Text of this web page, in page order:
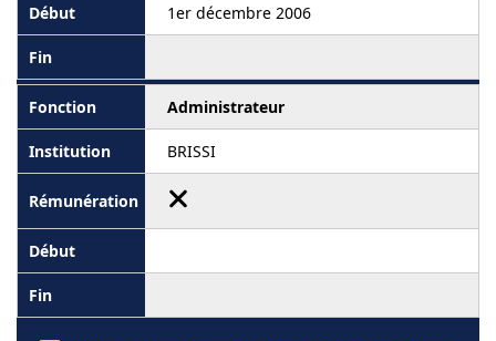
1er décembre 2006
Administrateur
BRISSI